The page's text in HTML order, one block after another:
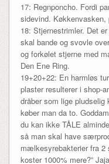
17: Regnponcho. Fordi
sidevind. Køkkenvasken,
18: Stjernestrimler. Det
skal bande og svovle
og forkølet stjerne med
Den Ene Ring.
19+20+22: En harmløs
plaster resulterer i shop-
dråber som lige pludselig
køber man da to.
du kan ikke TÅLE
så man skal have
mælkesyrebakterier fra 2
koster 1000% mere?”